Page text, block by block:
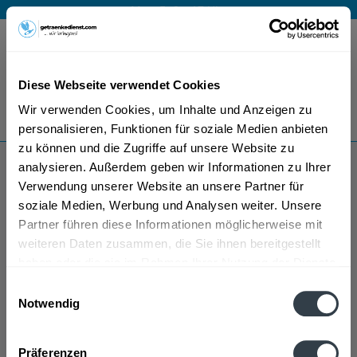
Diese Webseite verwendet Cookies
Wir verwenden Cookies, um Inhalte und Anzeigen zu
personalisieren, Funktionen für soziale Medien anbieten
zu können und die Zugriffe auf unsere Website zu
analysieren. Außerdem geben wir Informationen zu Ihrer
Verwendung unserer Website an unsere Partner für
soziale Medien, Werbung und Analysen weiter. Unsere
Partner führen diese Informationen möglicherweise mit
weiteren Daten zusammen, die Sie ihnen bereitgestellt
Notwendig
Präferenzen
Mo – Fr 9 – 17 Uhr
Menü
Bestellung widerrufen
Es gilt unsere Datenschutzerklärung
Litovel Premium
Litovel Premium wird in den folgenden Regionen,
Städten, Orten und Postleitzahl-Gebieten geliefert